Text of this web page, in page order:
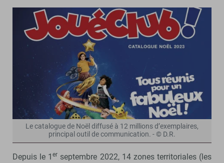
Le catalogue de Noël diffusé à 12 millions d’exemplaires,
principal outil de communication. - © D.R.
Depuis le 1er septembre 2022, 14 zones territoriales (les